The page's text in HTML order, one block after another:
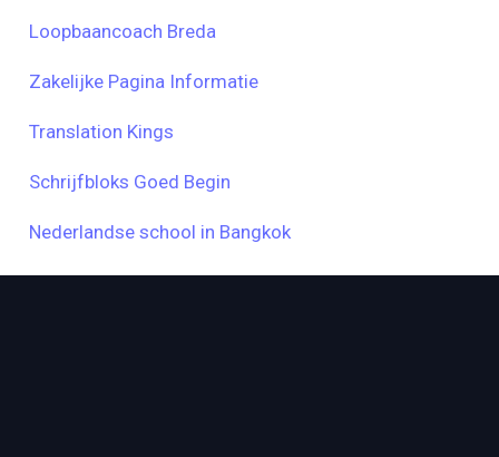
Loopbaancoach Breda
Zakelijke Pagina Informatie
Translation Kings
Schrijfbloks Goed Begin
Nederlandse school in Bangkok